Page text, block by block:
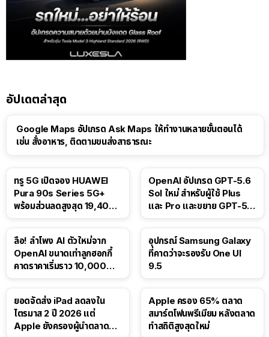
อัปเดตล่าสุด
Google Maps อัปเกรด Ask Maps ให้ทำงานหลายขั้นตอนได้
เช่น สั่งอาหาร, ติดตามขนส่งสาธารณะ
ทรู 5G เปิดจอง HUAWEI
Pura 90s Series 5G+
พร้อมส่วนลดสูงสุด 19,400
OpenAI อัปเกรด GPT-5.6
Sol ใหม่ สำหรับผู้ใช้ Plus
และ Pro และขยาย GPT-5.6
ลือ! ลำโพง AI ตัวใหม่จาก
OpenAI ขนาดเท่าลูกฮอกกี้
คาดราคาเริ่มราว 10,000
อุปกรณ์ Samsung Galaxy
ที่คาดว่าจะรองรับ One UI
9.5
ยอดจัดส่ง iPad ลดลงใน
ไตรมาส 2 ปี 2026 แต่
Apple ยังครองผู้นำตลาด
Apple ครอง 65% ตลาด
สมาร์ตโฟนพรีเมียม หลังตลาด
ทำสถิติสูงสุดใหม่